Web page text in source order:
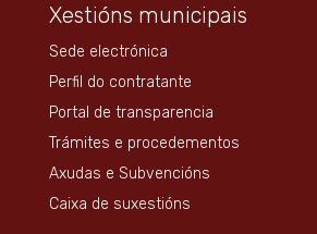
Xestións municipais
Sede electrónica
Perfil do contratante
Portal de transparencia
Trámites e procedementos
Axudas e Subvencións
Caixa de suxestións